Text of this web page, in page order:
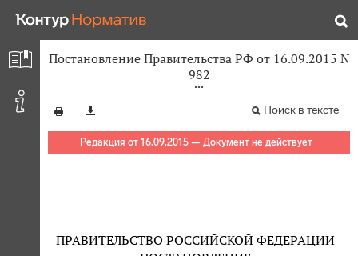
Постановление Правительства РФ от 16.09.2015 N
982
Поиск в тексте
Редакция от 16.09.2015 — Документ не действует
ПРАВИТЕЛЬСТВО РОССИЙСКОЙ ФЕДЕРАЦИИ